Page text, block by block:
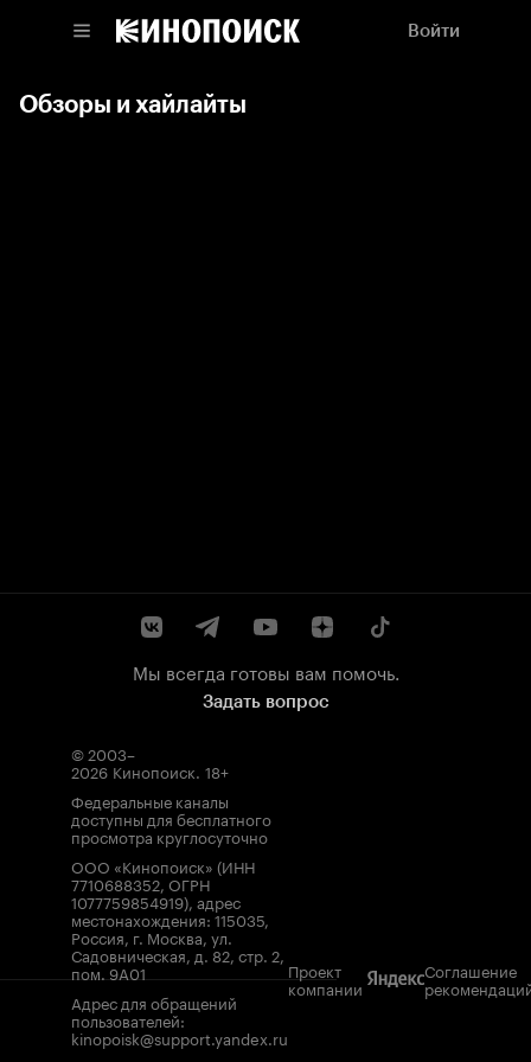
Войти
Обзоры и хайлайты
Мы всегда готовы вам помочь.
Задать вопрос
© 2003–
2026 Кинопоиск. 18+
Федеральные каналы
доступны для бесплатного
просмотра круглосуточно
ООО «Кинопоиск» (ИНН
7710688352, ОГРН
1077759854919), адрес
местонахождения: 115035,
Россия, г. Москва, ул.
Садовническая, д. 82, стр. 2,
пом. 9А01
Адрес для обращений
пользователей:
kinopoisk@support.yandex.ru
Проект
компании
Соглашение